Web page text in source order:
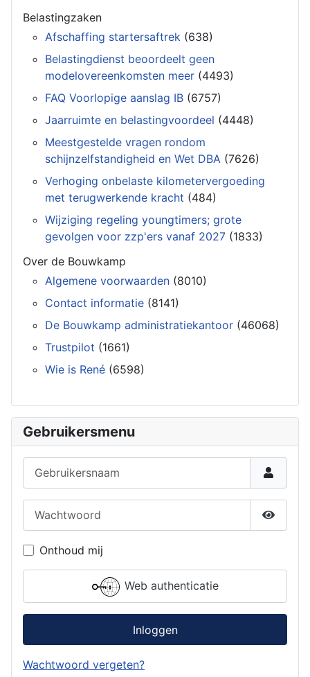
Belastingzaken
Afschaffing startersaftrek (638)
Belastingdienst beoordeelt geen
modelovereenkomsten meer (4493)
FAQ Voorlopige aanslag IB (6757)
Jaarruimte en belastingvoordeel (4448)
Meestgestelde vragen rondom
schijnzelfstandigheid en Wet DBA (7626)
Verhoging onbelaste kilometervergoeding
met terugwerkende kracht (484)
Wijziging regeling youngtimers; grote
gevolgen voor zzp'ers vanaf 2027 (1833)
Over de Bouwkamp
Algemene voorwaarden (8010)
Contact informatie (8141)
De Bouwkamp administratiekantoor (46068)
Trustpilot (1661)
Wie is René (6598)
Gebruikersmenu
Toon
Onthoud mij
Web authenticatie
Inloggen
Wachtwoord vergeten?